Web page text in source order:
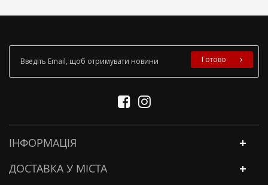
Готово
ІНФОРМАЦІЯ
ДОСТАВКА У МІСТА